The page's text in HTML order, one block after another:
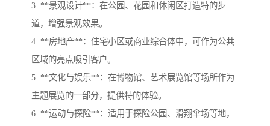
3. **景观设计**：在公园、花园和休闲区打造特的步
道，增强景观效果。
4. **房地产**：住宅小区或商业综合体中，可作为公共
区域的亮点吸引客户。
5. **文化与娱乐**：在博物馆、艺术展览馆等场所作为
主题展览的一部分，提供特的体验。
6. **运动与探险**：适用于探险公园、滑翔伞场等地，